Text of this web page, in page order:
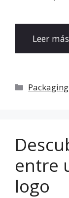
Leer más
Categorías
Packaging
entre
logo